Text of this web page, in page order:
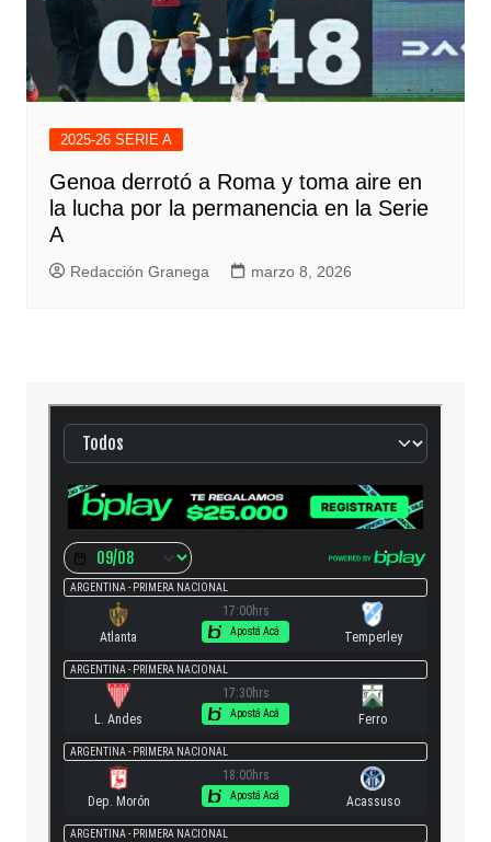
2025-26 SERIE A
Genoa derrotó a Roma y toma aire en
la lucha por la permanencia en la Serie
A
Redacción Granega marzo 8, 2026